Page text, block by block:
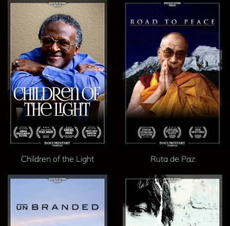
Children of the Light Ruta de Paz